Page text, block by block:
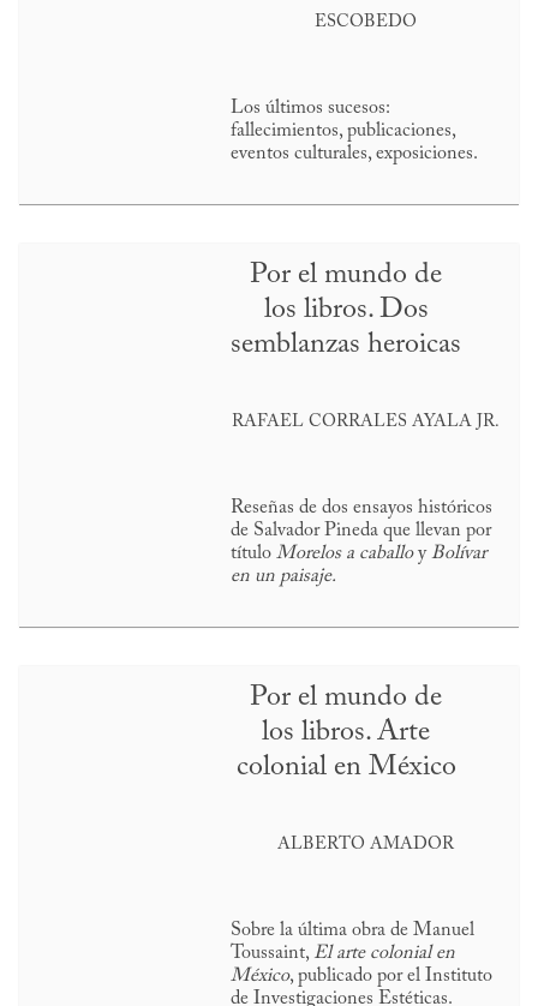
ESCOBEDO
Los últimos sucesos:
fallecimientos, publicaciones,
eventos culturales, exposiciones.
Por el mundo de
los libros. Dos
semblanzas heroicas
RAFAEL CORRALES AYALA JR.
Reseñas de dos ensayos históricos
de Salvador Pineda que llevan por
título Morelos a caballoyBolívar
en un paisaje.
Por el mundo de
los libros. Arte
colonial en México
ALBERTO AMADOR
Sobre la última obra de Manuel
Toussaint, El arte colonial en
México, publicado por el Instituto
de Investigaciones Estéticas.